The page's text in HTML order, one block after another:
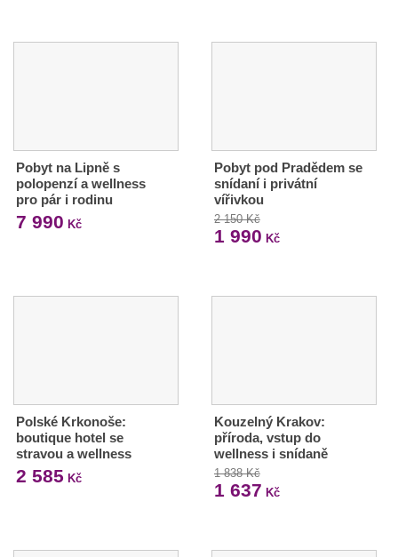
Pobyt na Lipně s
polopenzí a wellness
pro pár i rodinu
7 990 Kč
Pobyt pod Pradědem se
snídaní i privátní
vířivkou
2 150 Kč
1 990 Kč
Polské Krkonoše:
boutique hotel se
stravou a wellness
2 585 Kč
Kouzelný Krakov:
příroda, vstup do
wellness i snídaně
1 838 Kč
1 637 Kč